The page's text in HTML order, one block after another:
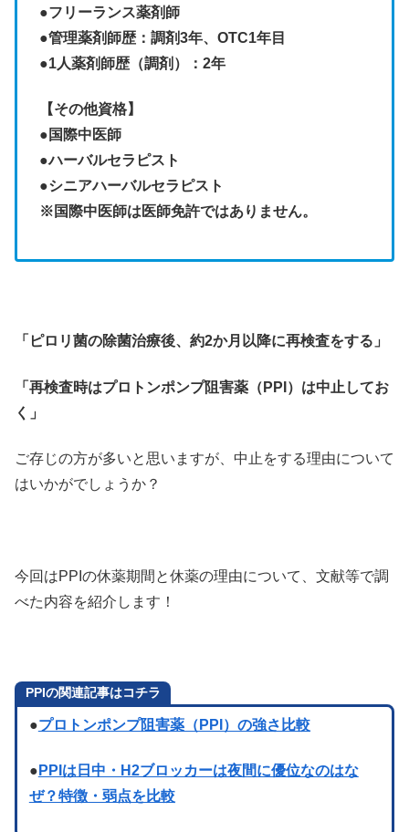
●フリーランス薬剤師
●管理薬剤師歴：調剤3年、OTC1年目
●1人薬剤師歴（調剤）：2年
【その他資格】
● 国際中医師
●ハーバルセラピスト
●シニアハーバルセラピスト
※国際中医師は医師免許ではありません。
「ピロリ菌の除菌治療後、約2か月以降に再検査をする」
「再検査時はプロトンポンプ阻害薬（PPI）は中止してお
く」
ご存じの方が多いと思いますが、中止をする理由について
はいかがでしょうか？
今回はPPIの休薬期間と休薬の理由について、文献等で調
べた内容を紹介します！
PPIの関連記事はコチラ
●プロトンポンプ阻害薬（PPI）の強さ比較
● PPIは日中・H2ブロッカーは夜間に優位なのはな
ぜ？特徴・弱点を比較